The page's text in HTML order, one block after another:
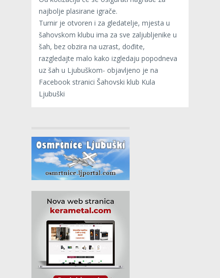
najbolje plasirane igrače.
Turnir je otvoren i za gledatelje, mjesta u
šahovskom klubu ima za sve zaljubljenike u
šah, bez obzira na uzrast, dođite,
razgledajte malo kako izgledaju popodneva
uz šah u Ljubuškom- objavljeno je na
Facebook stranici Šahovski klub Kula
Ljubuški